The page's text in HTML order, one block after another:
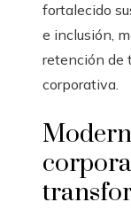
fortalecido
e inclusión,
retención de
corporativa.